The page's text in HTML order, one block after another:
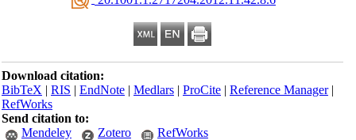
Download citation:
BibTeX|RIS|EndNote|Medlars|ProCite|Reference Manager
RefWorks
Send citation to:
Mendeley
Zotero RefWorks